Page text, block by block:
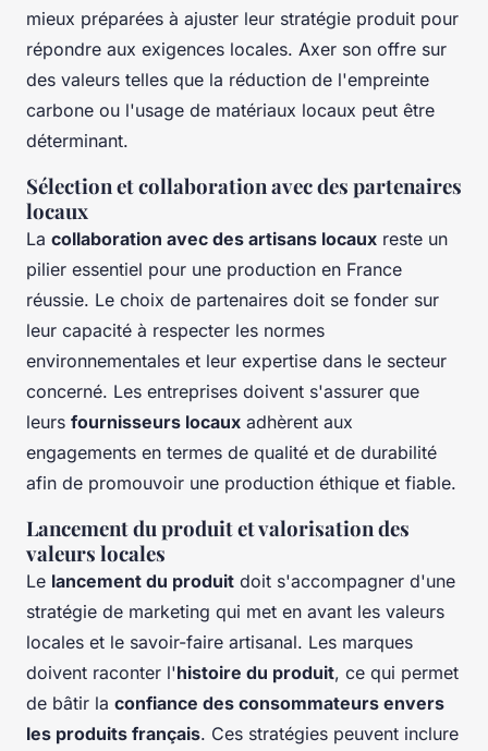
mieux préparées à ajuster leur stratégie produit pour
répondre aux exigences locales. Axer son offre sur
des valeurs telles que la réduction de l'empreinte
carbone ou l'usage de matériaux locaux peut être
déterminant.
Sélection et collaboration avec des partenaires
locaux
La collaboration avec des artisans locaux reste un
pilier essentiel pour une production en France
réussie. Le choix de partenaires doit se fonder sur
leur capacité à respecter les normes
environnementales et leur expertise dans le secteur
concerné. Les entreprises doivent s'assurer que
leurs fournisseurs locaux adhèrent aux
engagements en termes de qualité et de durabilité
afin de promouvoir une production éthique et fiable.
Lancement du produit et valorisation des
valeurs locales
Le lancement du produit doit s'accompagner d'une
stratégie de marketing qui met en avant les valeurs
locales et le savoir-faire artisanal. Les marques
doivent raconter l'histoire du produit, ce qui permet
de bâtir la confiance des consommateurs envers
les produits français. Ces stratégies peuvent inclure